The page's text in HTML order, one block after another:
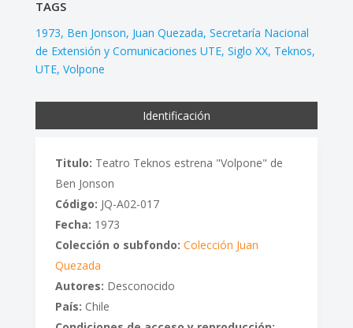
TAGS
1973 Ben Jonson Juan Quezada Secretaría Nacional
de Extensión y Comunicaciones UTE Siglo XX Teknos
UTE Volpone
Identificación
Titulo: Teatro Teknos estrena "Volpone" de
Ben Jonson
Código: JQ-A02-017
Fecha: 1973
Colección o subfondo: Colección Juan
Quezada
Autores: Desconocido
País: Chile